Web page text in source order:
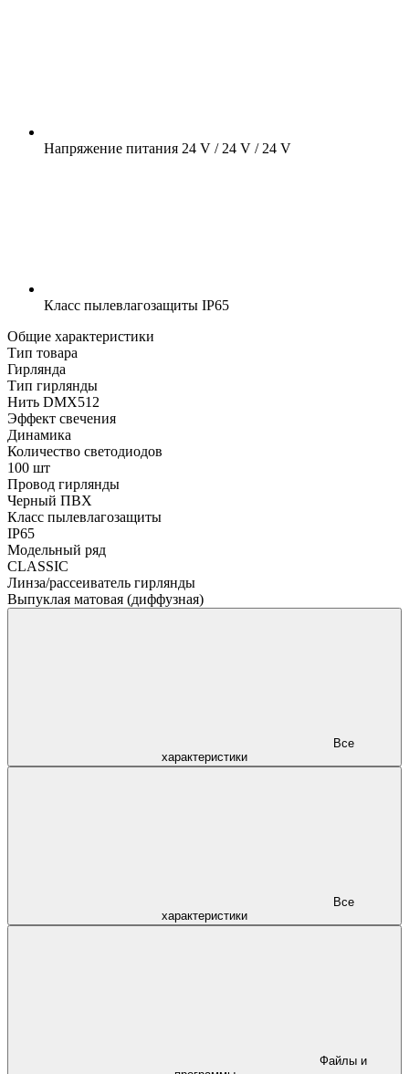
Напряжение питания 24 V / 24 V / 24 V
Класс пылевлагозащиты IP65
Общие характеристики
Тип товара
Гирлянда
Тип гирлянды
Нить DMX512
Эффект свечения
Динамика
Количество светодиодов
100 шт
Провод гирлянды
Черный ПВХ
Класс пылевлагозащиты
IP65
Модельный ряд
CLASSIC
Линза/рассеиватель гирлянды
Выпуклая матовая (диффузная)
характеристики
характеристики